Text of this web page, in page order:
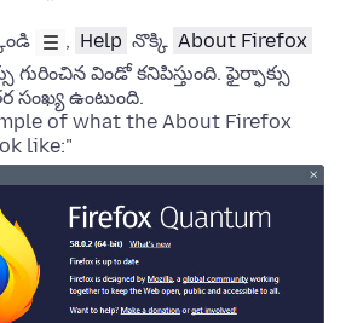
, Help నొక్కి About Firefox
గురించిన విండో కనిపిస్తుంది. ఫైర్ఫాక్సు
సంఖ్య ఉంటుంది.
of what the About Firefox
like:"